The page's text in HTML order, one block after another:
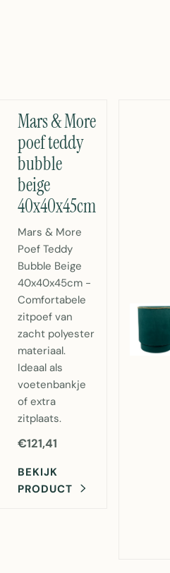
Mars & More
poef teddy
bubble
beige
40x40x45cm
Mars & More
Poef Teddy
Bubble Beige
40x40x45cm -
Comfortabele
zitpoef van
zacht polyester
materiaal.
Ideaal als
voetenbankje
of extra
zitplaats.
€121,41
BEKIJK
PRODUCT